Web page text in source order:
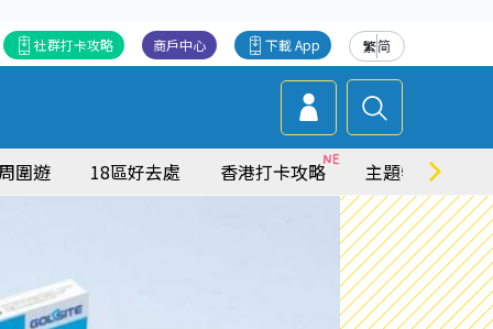
繁简
下載 App
商戶中心
社群打卡攻略
圍遊 18區好去處 香港打卡攻略 主題特集